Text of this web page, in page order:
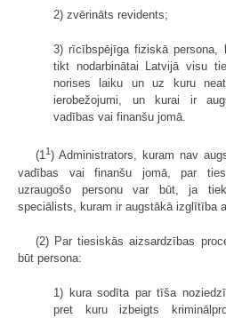
2) zvērināts revidents;
3) rīcībspējīga fiziskā persona,
tikt nodarbinātai Latvijā visu
norises laiku un uz kuru
ierobežojumi, un kurai ir
vadības vai finanšu jomā.
(11) Administrators, kuram nav
vadības vai finanšu jomā, par
uzraugošo personu var būt, ja
speciālists, kuram ir augstākā izglītība
(2) Par tiesiskās aizsardzības
būt persona:
1) kura sodīta par tīša
pret kuru izbeigts